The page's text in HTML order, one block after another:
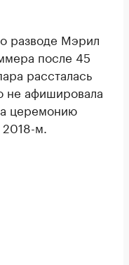
разводе Мэрил
после 45
рассталась
не афишировала
церемонию
м.